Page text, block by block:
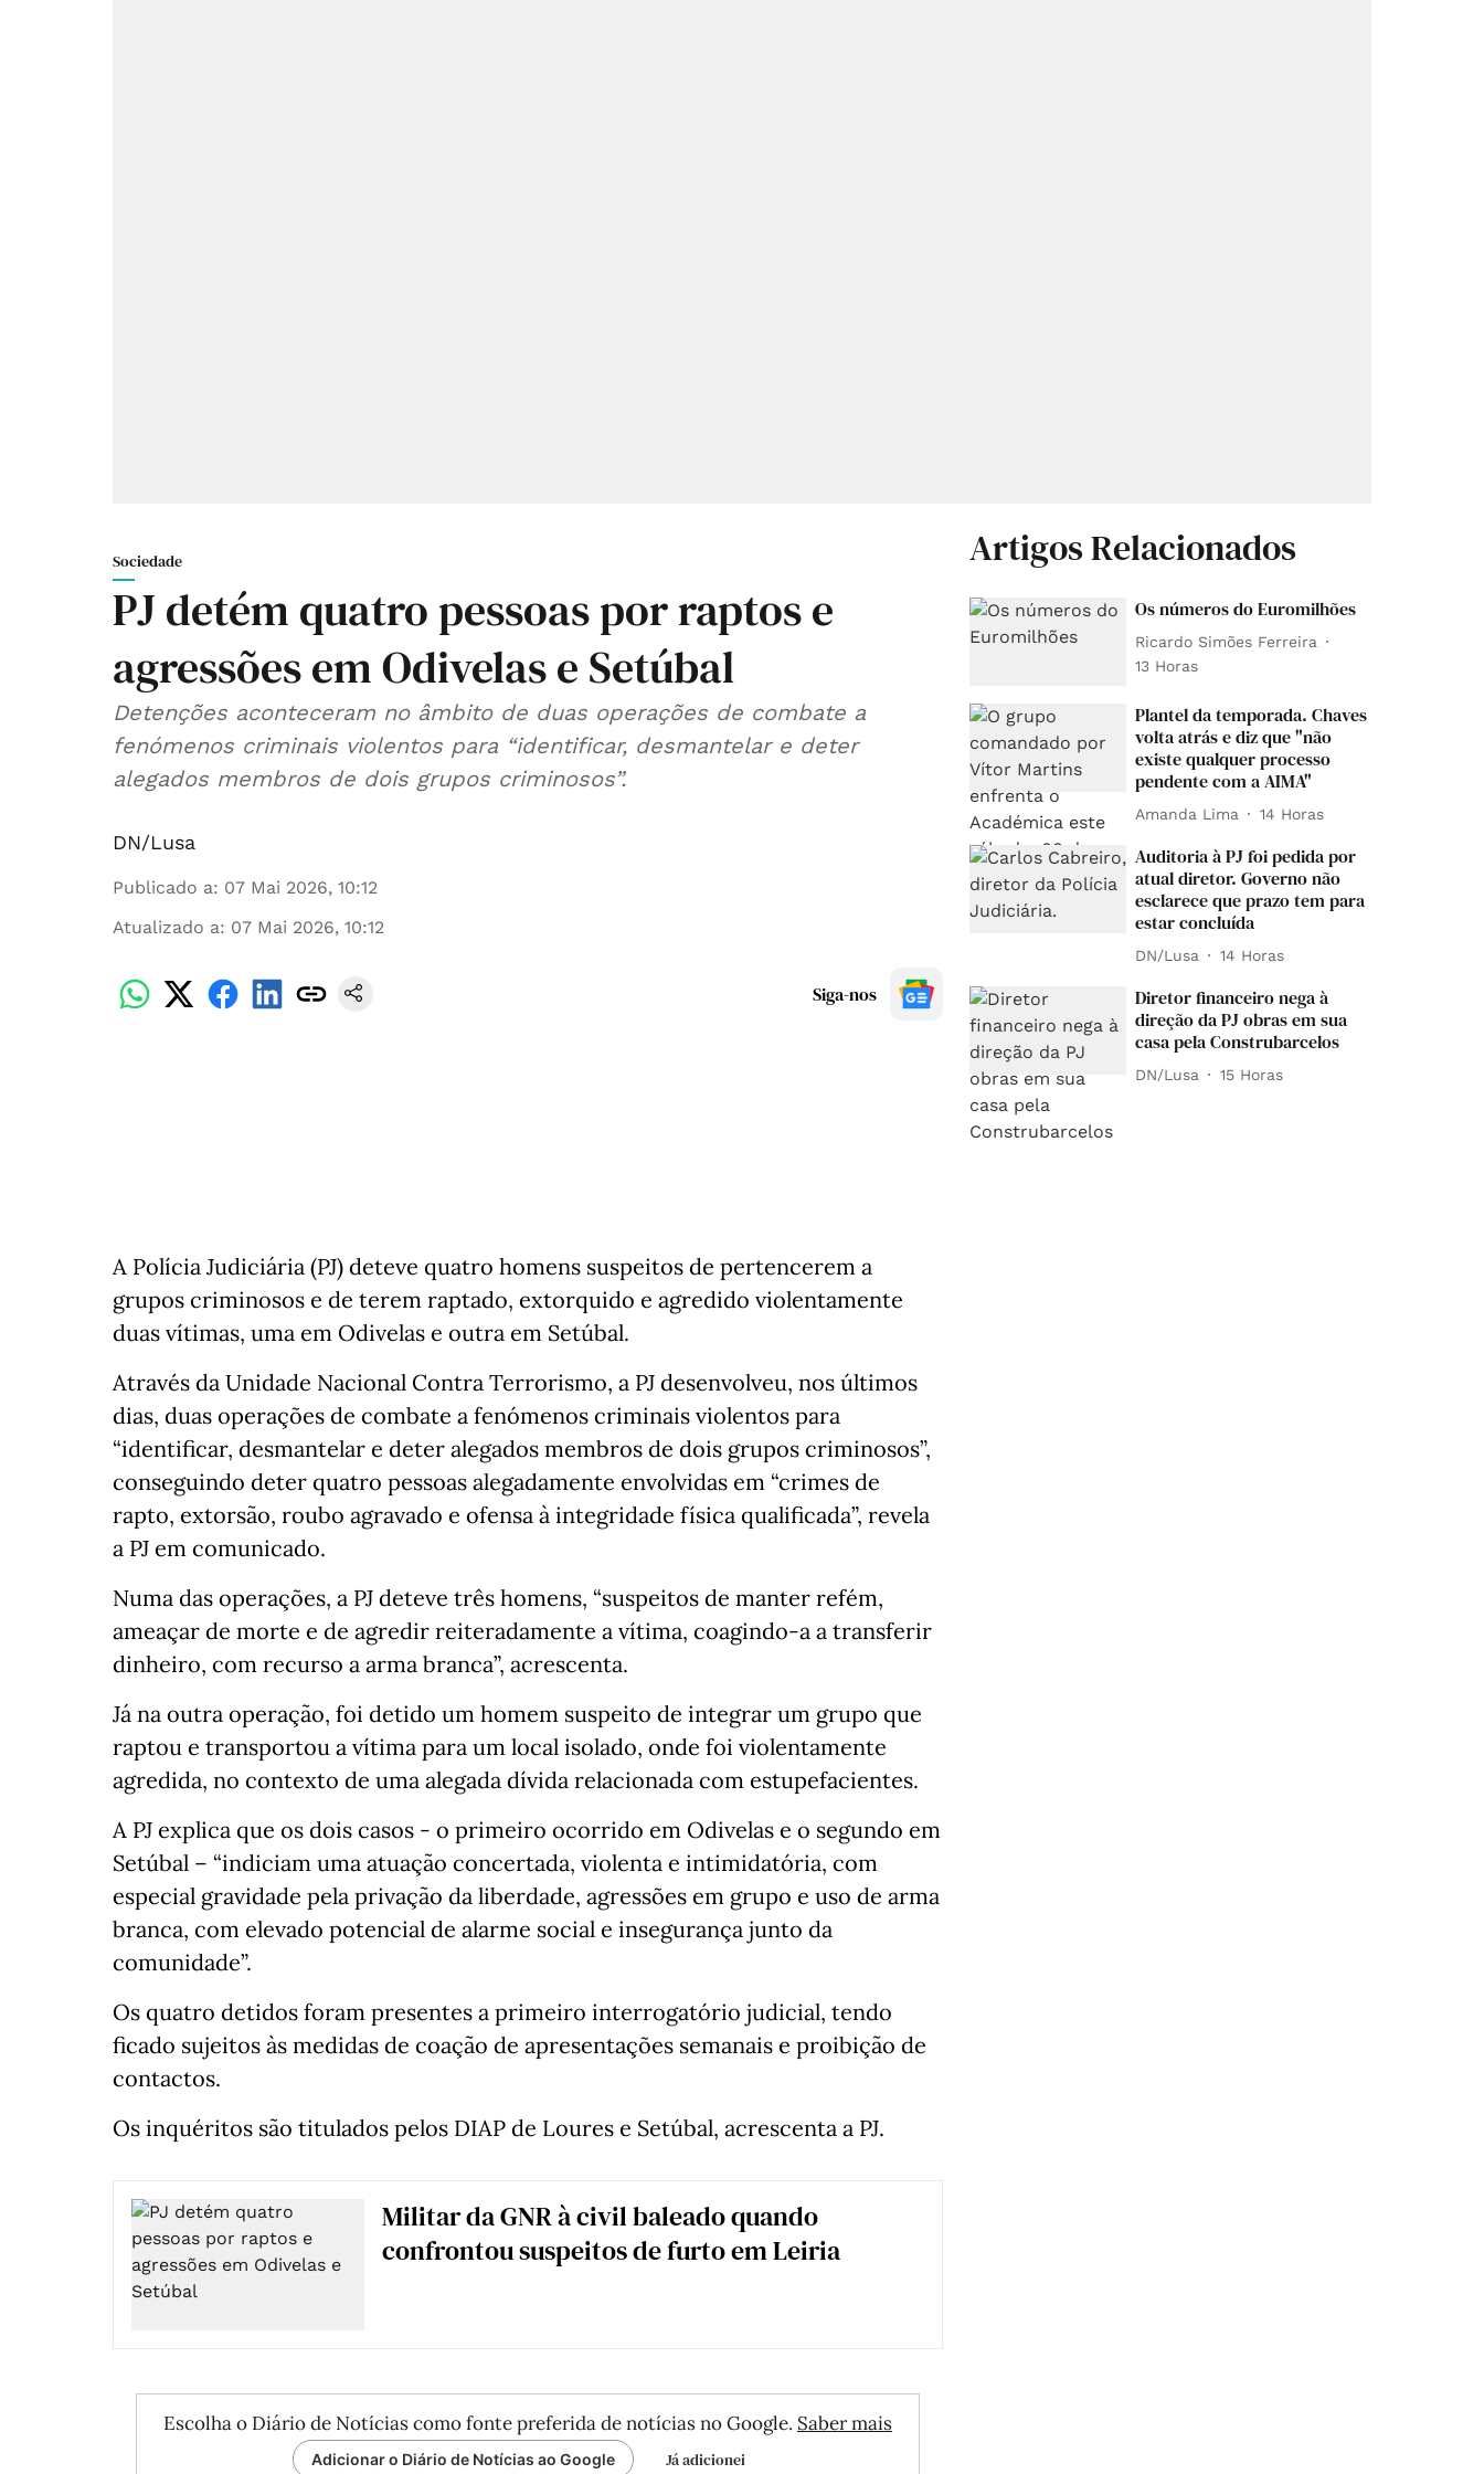
Sociedade
PJ detém quatro pessoas por raptos e
agressões em Odivelas e Setúbal
Detenções aconteceram no âmbito de duas operações de combate a
fenómenos criminais violentos para “identificar, desmantelar e deter
alegados membros de dois grupos criminosos”.
DN/Lusa
Publicado a: 07 Mai 2026, 10:12
Atualizado a: 07 Mai 2026, 10:12
Siga-nos
A Polícia Judiciária (PJ) deteve quatro homens suspeitos de pertencerem a
grupos criminosos e de terem raptado, extorquido e agredido violentamente
duas vítimas, uma em Odivelas e outra em Setúbal.
Através da Unidade Nacional Contra Terrorismo, a PJ desenvolveu, nos últimos
dias, duas operações de combate a fenómenos criminais violentos para
“identificar, desmantelar e deter alegados membros de dois grupos criminosos”,
conseguindo deter quatro pessoas alegadamente envolvidas em “crimes de
rapto, extorsão, roubo agravado e ofensa à integridade física qualificada”, revela
a PJ em comunicado.
Numa das operações, a PJ deteve três homens, “suspeitos de manter refém,
ameaçar de morte e de agredir reiteradamente a vítima, coagindo-a a transferir
dinheiro, com recurso a arma branca”, acrescenta.
Já na outra operação, foi detido um homem suspeito de integrar um grupo que
raptou e transportou a vítima para um local isolado, onde foi violentamente
agredida, no contexto de uma alegada dívida relacionada com estupefacientes.
A PJ explica que os dois casos - o primeiro ocorrido em Odivelas e o segundo em
Setúbal – “indiciam uma atuação concertada, violenta e intimidatória, com
especial gravidade pela privação da liberdade, agressões em grupo e uso de arma
branca, com elevado potencial de alarme social e insegurança junto da
comunidade”.
Os quatro detidos foram presentes a primeiro interrogatório judicial, tendo
ficado sujeitos às medidas de coação de apresentações semanais e proibição de
contactos.
Os inquéritos são titulados pelos DIAP de Loures e Setúbal, acrescenta a PJ.
Militar da GNR à civil baleado quando
confrontou suspeitos de furto em Leiria
Escolha o Diário de Notícias como fonte preferida de notícias no Google. Saber mais
Adicionar o Diário de Notícias ao Google Já adicionei
Artigos Relacionados
Os números do Euromilhões
Ricardo Simões Ferreira
13 Horas
Plantel da temporada. Chaves
volta atrás e diz que "não
existe qualquer processo
pendente com a AIMA"
Amanda Lima 14 Horas
Auditoria à PJ foi pedida por
atual diretor. Governo não
esclarece que prazo tem para
estar concluída
DN/Lusa 14 Horas
Diretor financeiro nega à
direção da PJ obras em sua
casa pela Construbarcelos
DN/Lusa 15 Horas